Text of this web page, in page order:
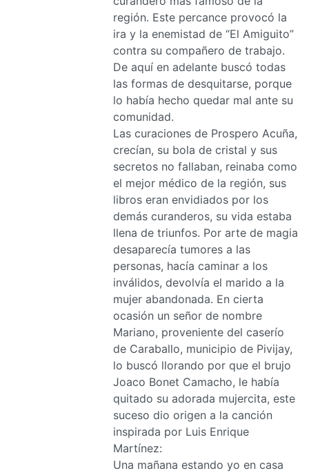
región. Este percance provocó la
ira y la enemistad de “El Amiguito”
contra su compañero de trabajo.
De aquí en adelante buscó todas
las formas de desquitarse, porque
lo había hecho quedar mal ante su
comunidad.
Las curaciones de Prospero Acuña,
crecían, su bola de cristal y sus
secretos no fallaban, reinaba como
el mejor médico de la región, sus
libros eran envidiados por los
demás curanderos, su vida estaba
llena de triunfos. Por arte de magia
desaparecía tumores a las
personas, hacía caminar a los
inválidos, devolvía el marido a la
mujer abandonada. En cierta
ocasión un señor de nombre
Mariano, proveniente del caserío
de Caraballo, municipio de Pivijay,
lo buscó llorando por que el brujo
Joaco Bonet Camacho, le había
quitado su adorada mujercita, este
suceso dio origen a la canción
inspirada por Luis Enrique
Martínez:
Una mañana estando yo en casa